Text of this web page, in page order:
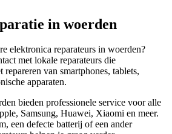
in woerden
elektronica reparateurs in woerden?
met lokale reparateurs die
repareren van smartphones, tablets,
apparaten.
bieden professionele service voor alle
Samsung, Huawei, Xiaomi en meer.
een defecte batterij of een ander